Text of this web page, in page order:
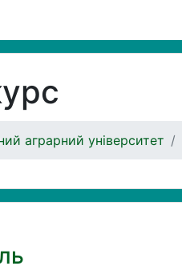
аграрний університет